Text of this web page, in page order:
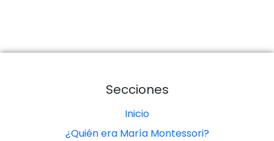
Secciones
Inicio
¿Quién era María Montessori?